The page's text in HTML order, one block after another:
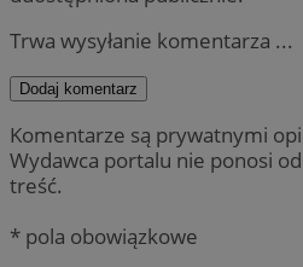
Trwa wysyłanie komentarza ...
Dodaj komentarz
Komentarze są prywatnymi
Wydawca portalu nie ponosi
treść.
* pola obowiązkowe